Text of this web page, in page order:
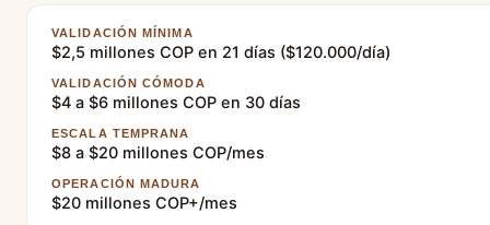
VALIDACIÓN MÍNIMA
$2,5 millones COP en 21 días ($120.000/día)
VALIDACIÓN CÓMODA
$4 a $6 millones COP en 30 días
ESCALA TEMPRANA
$8 a $20 millones COP/mes
OPERACIÓN MADURA
$20 millones COP+/mes